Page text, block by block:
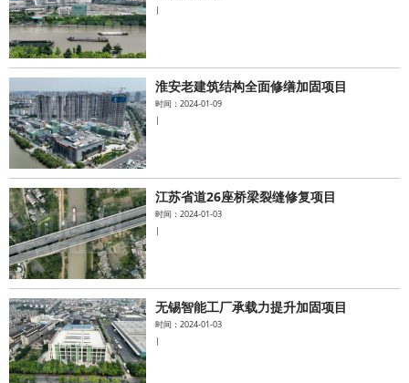
|
淮安老建筑结构全面修缮加固项目
时间：2024-01-09
|
江苏省道26座桥梁裂缝修复项目
时间：2024-01-03
|
无锡智能工厂承载力提升加固项目
时间：2024-01-03
|